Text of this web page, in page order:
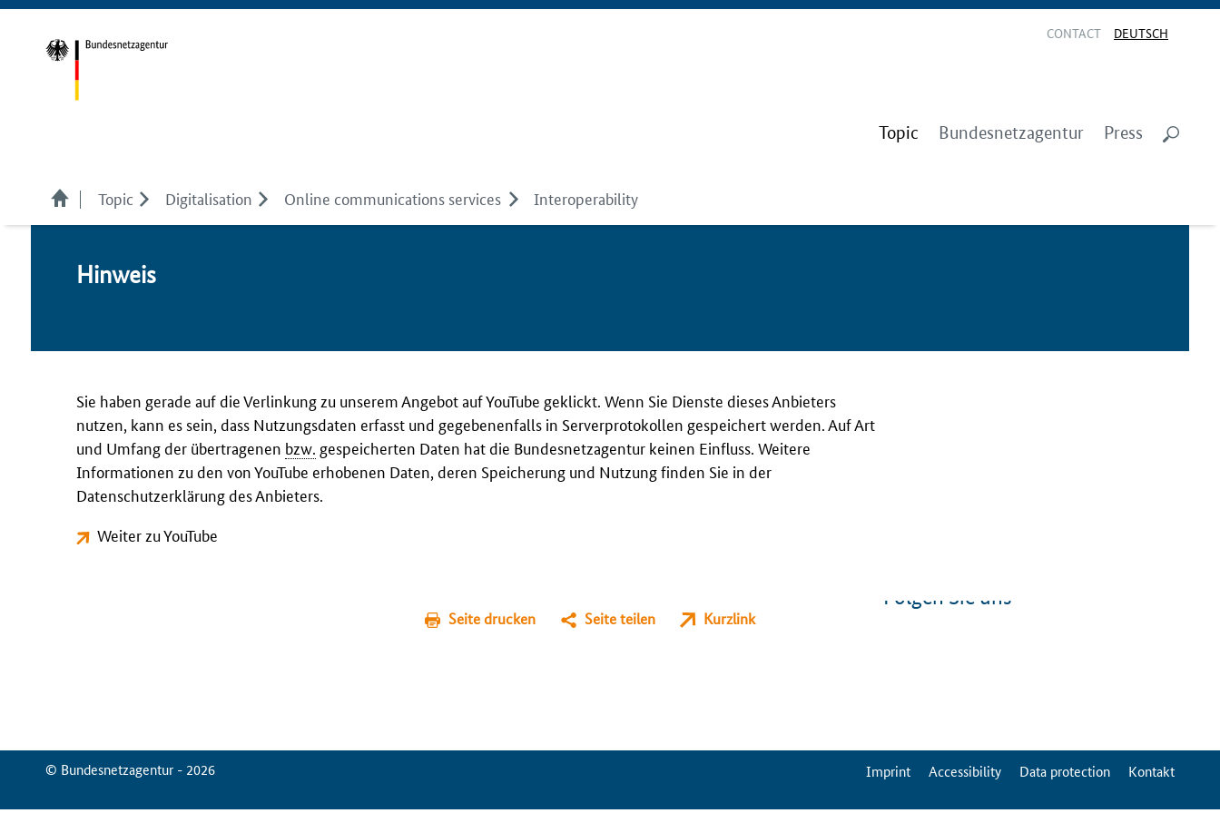
CONTACT DEUTSCH
Topic Bundesnetzagentur Press
Topic Digitalisation Online communications services Interoperability
Hin­weis
Sie haben gerade auf die Verlinkung zu unserem Angebot auf YouTube geklickt. Wenn Sie Dienste dieses Anbieters
nutzen, kann es sein, dass Nutzungsdaten erfasst und gegebenenfalls in Serverprotokollen gespeichert werden. Auf Art
und Umfang der übertragenen bzw. gespeicherten Daten hat die Bundesnetzagentur keinen Einfluss. Weitere
Informationen zu den von YouTube erhobenen Daten, deren Speicherung und Nutzung finden Sie in der
Datenschutzerklärung des Anbieters.
Weiter zu YouTube
Seite drucken Seite teilen Kurzlink
Folgen Sie uns
© Bundesnetzagentur - 2026 ServiceMenuImprint Accessibility Data protection Kontakt